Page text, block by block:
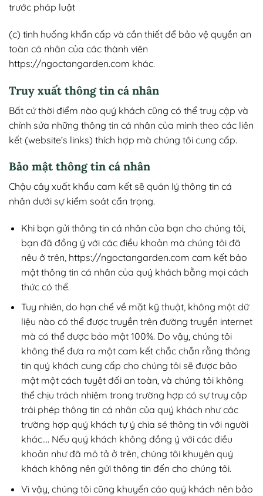
trước pháp luật
(c) tình huống khẩn cấp và cần thiết để bảo vệ quyền an
toàn cá nhân của các thành viên
https://ngoctangarden.com khác.
Truy xuất thông tin cá nhân
Bất cứ thời điểm nào quý khách cũng có thể truy cập và
chỉnh sửa những thông tin cá nhân của mình theo các liên
kết (website’s links) thích hợp mà chúng tôi cung cấp.
Bảo mật thông tin cá nhân
Chậu cây xuất khẩu cam kết sẽ quản lý thông tin cá
nhân dưới sự kiểm soát cẩn trọng.
Khi bạn gửi thông tin cá nhân của bạn cho chúng tôi,
bạn đã đồng ý với các điều khoản mà chúng tôi đã
nêu ở trên, https://ngoctangarden.com cam kết bảo
mật thông tin cá nhân của quý khách bằng mọi cách
thức có thể.
Tuy nhiên, do hạn chế về mặt kỹ thuật, không một dữ
liệu nào có thể được truyền trên đường truyền internet
mà có thể được bảo mật 100%. Do vậy, chúng tôi
không thể đưa ra một cam kết chắc chắn rằng thông
tin quý khách cung cấp cho chúng tôi sẽ được bảo
mật một cách tuyệt đối an toàn, và chúng tôi không
thể chịu trách nhiệm trong trường hợp có sự truy cập
trái phép thông tin cá nhân của quý khách như các
trường hợp quý khách tự ý chia sẻ thông tin với người
khác…. Nếu quý khách không đồng ý với các điều
khoản như đã mô tả ở trên, chúng tôi khuyên quý
khách không nên gửi thông tin đến cho chúng tôi.
Vì vậy, chúng tôi cũng khuyến cáo quý khách nên bảo